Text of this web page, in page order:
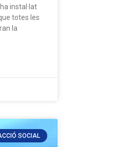
instal·lat
totes les
la
SOCIAL